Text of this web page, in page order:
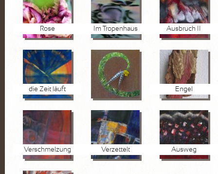
Rose Im Tropenhaus Ausbruch II
die Zeit läuft Engel
Verschmelzung Verzettelt Ausweg